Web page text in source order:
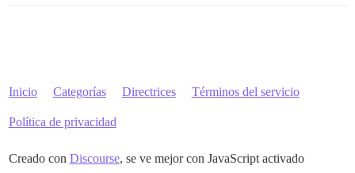
Inicio Categorías Directrices Términos del servicio
Política de privacidad
Creado con Discourse, se ve mejor con JavaScript activado